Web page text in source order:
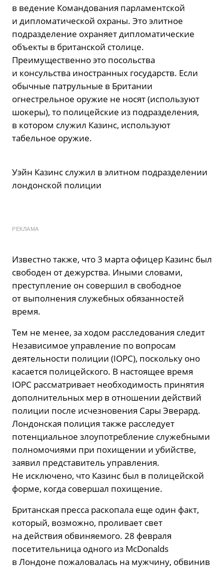
в ведение Командования парламентской
и дипломатической охраны. Это элитное
подразделение охраняет дипломатические
объекты в британской столице.
Преимущественно это посольства
и консульства иностранных государств. Если
обычные патрульные в Британии
огнестрельное оружие не носят (используют
шокеры), то полицейские из подразделения,
в котором служил Казинс, используют
табельное оружие.
Уэйн Казинс служил в элитном подразделении
лондонской полиции
РЕКЛАМА
Известно также, что 3 марта офицер Казинс был
свободен от дежурства. Иными словами,
преступление он совершил в свободное
от выполнения служебных обязанностей
время.
Тем не менее, за ходом расследования следит
Независимое управление по вопросам
деятельности полиции (IOPC), поскольку оно
касается полицейского. В настоящее время
IOPC рассматривает необходимость принятия
дополнительных мер в отношении действий
полиции после исчезновения Сары Эверард.
Лондонская полиция также расследует
потенциальное злоупотребление служебными
полномочиями при похищении и убийстве,
заявил представитель управления.
Не исключено, что Казинс был в полицейской
форме, когда совершал похищение.
Британская пресса раскопала еще один факт,
который, возможно, проливает свет
на действия обвиняемого. 28 февраля
посетительница одного из McDonalds
в Лондоне пожаловалась на мужчину, обвинив